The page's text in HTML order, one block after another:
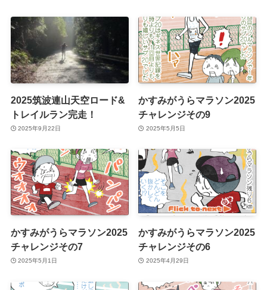
2025筑波連山天空ロード&
トレイルラン完走！
2025年9月22日
かすみがうらマラソン2025
チャレンジその9
2025年5月5日
かすみがうらマラソン2025
チャレンジその7
2025年5月1日
かすみがうらマラソン2025
チャレンジその6
2025年4月29日